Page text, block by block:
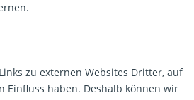
zu externen Websites Dritter, auf
Einfluss haben. Deshalb können wir